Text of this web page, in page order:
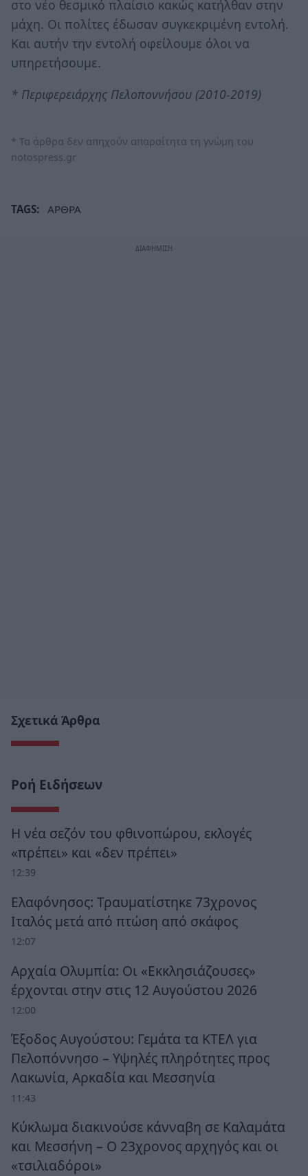
στο νέο θεσμικό πλαίσιο κακώς κατήλθαν στην
μάχη. Οι πολίτες έδωσαν συγκεκριμένη εντολή.
Και αυτήν την εντολή οφείλουμε όλοι να
υπηρετήσουμε.
* Περιφερειάρχης Πελοποννήσου (2010-2019)
* Τα άρθρα δεν απηχούν απαραίτητα τη γνώμη του
notospress.gr
TAGS: ΑΡΘΡΑ
Σχετικά Άρθρα
Ροή Ειδήσεων
Η νέα σεζόν του φθινοπώρου, εκλογές
«πρέπει» και «δεν πρέπει»
12:39
Ελαφόνησος: Τραυματίστηκε 73χρονος
Ιταλός μετά από πτώση από σκάφος
12:07
Αρχαία Ολυμπία: Οι «Εκκλησιάζουσες»
έρχονται στην στις 12 Αυγούστου 2026
12:00
Έξοδος Αυγούστου: Γεμάτα τα ΚΤΕΛ για
Πελοπόννησο – Υψηλές πληρότητες προς
Λακωνία, Αρκαδία και Μεσσηνία
11:43
Κύκλωμα διακινούσε κάνναβη σε Καλαμάτα
και Μεσσήνη – Ο 23χρονος αρχηγός και οι
«τσιλιαδόροι»